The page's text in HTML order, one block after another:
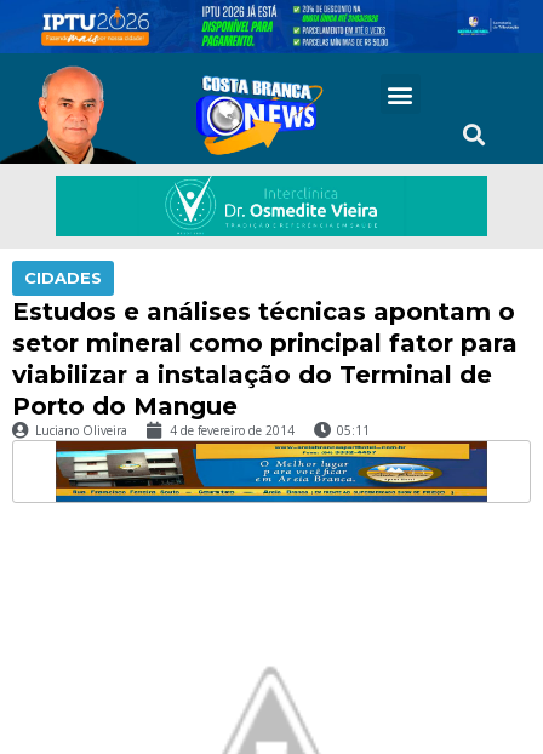
CIDADES
Estudos e análises técnicas apontam o
setor mineral como principal fator para
viabilizar a instalação do Terminal de
Porto do Mangue
Luciano Oliveira 4 de fevereiro de 2014 05:11